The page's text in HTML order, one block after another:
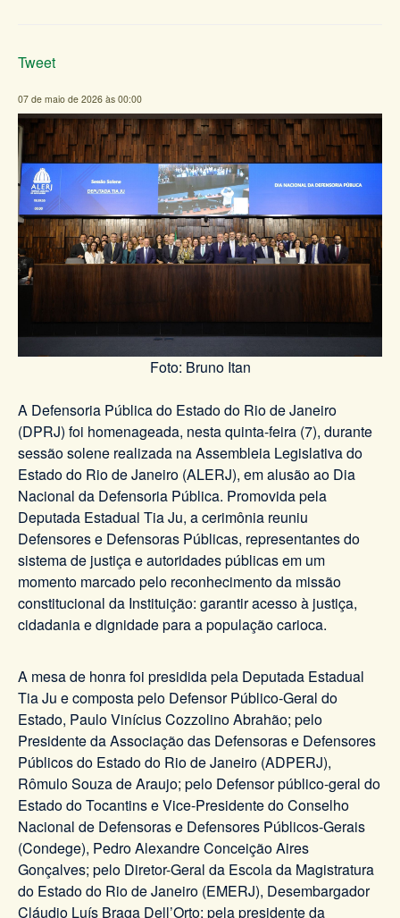
Tweet
07 de maio de 2026 às 00:00
Foto: Bruno Itan
A Defensoria Pública do Estado do Rio de Janeiro
(DPRJ) foi homenageada, nesta quinta-feira (7), durante
sessão solene realizada na Assembleia Legislativa do
Estado do Rio de Janeiro (ALERJ), em alusão ao Dia
Nacional da Defensoria Pública. Promovida pela
Deputada Estadual Tia Ju, a cerimônia reuniu
Defensores e Defensoras Públicas, representantes do
sistema de justiça e autoridades públicas em um
momento marcado pelo reconhecimento da missão
constitucional da Instituição: garantir acesso à justiça,
cidadania e dignidade para a população carioca.
A mesa de honra foi presidida pela Deputada Estadual
Tia Ju e composta pelo Defensor Público-Geral do
Estado, Paulo Vinícius Cozzolino Abrahão; pelo
Presidente da Associação das Defensoras e Defensores
Públicos do Estado do Rio de Janeiro (ADPERJ),
Rômulo Souza de Araujo; pelo Defensor público-geral do
Estado do Tocantins e Vice-Presidente do Conselho
Nacional de Defensoras e Defensores Públicos-Gerais
(Condege), Pedro Alexandre Conceição Aires
Gonçalves; pelo Diretor-Geral da Escola da Magistratura
do Estado do Rio de Janeiro (EMERJ), Desembargador
Cláudio Luís Braga Dell’Orto; pela presidente da